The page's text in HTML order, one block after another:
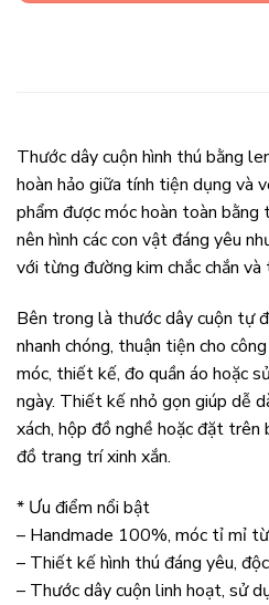
Thước dây cuộn hình thú bằng
hoàn hảo giữa tính tiện dụng và
phẩm được móc hoàn toàn
nên hình các con vật đáng yêu
với từng đường kim chắc chắn và
Bên trong là thước dây cuộn tự
nhanh chóng, thuận tiện cho
móc, thiết kế, đo quần áo hoặc
ngày. Thiết kế nhỏ gọn giúp dễ
xách, hộp đồ nghề hoặc đặt
đồ trang trí xinh xắn.
* Ưu điểm nổi bật
– Handmade 100%, móc tỉ mỉ
– Thiết kế hình thú đáng yêu,
– Thước dây cuộn linh hoạt, sử